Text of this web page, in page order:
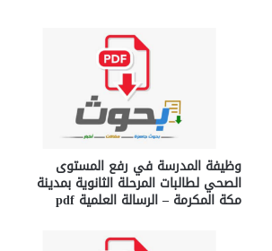
وظيفة المدرسة في رفع المستوى
الصحي لطالبات المرحلة الثانوية بمدينة
مكة المكرمة – الرسالة العلمية pdf